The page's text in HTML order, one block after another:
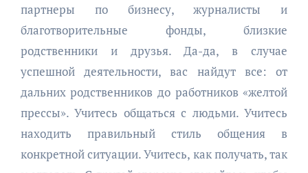
партнеры по бизнесу, журналисты и
благотворительные фонды, близкие
родственники и друзья. Да-да, в случае
успешной деятельности, вас найдут все: от
дальних родственников до работников «желтой
прессы». Учитесь общаться с людьми. Учитесь
находить правильный стиль общения в
конкретной ситуации. Учитесь, как получать, так